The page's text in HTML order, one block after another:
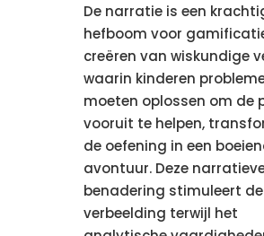
De narratie is een
hefboom voor
creëren van wiskundige
waarin kinderen
moeten oplossen om de
vooruit te helpen,
de oefening in een
avontuur. Deze
benadering stimuleert de
verbeelding terwijl het